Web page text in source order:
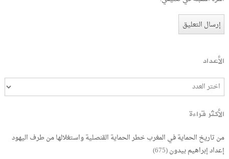
الأعداد
الأكثر قراءة
من تاريخ الحماية في المغرب خطر الحماية القنصلية واستغلالها من طرف اليهود
إعداد إبراهيم بيدون(675)